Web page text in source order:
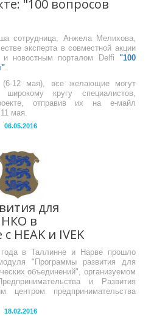
"100 вопросов
сотрудница, Анжела Мелихова,
эксперта в совместной акции
и новостным порталом Delfi "100
.
12 мая), все желающие могут
кругу специалистов,
отправив их на е-майл
мая.
06.05.2016
для
НКО в
HEAK и IVEK
в Таллинне и Нарве прошло
"Программы развития для
объединений", организуемом
и Развития
предпринимательства
18.02.2016